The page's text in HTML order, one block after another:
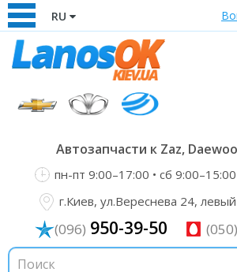
RU
Автозапчасти к Zaz,
пн-пт 9:00–17:00 • сб
г.Киев, ул.Вереснева 24,
(096) 950-39-50 (050)